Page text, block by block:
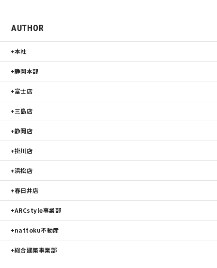
AUTHOR
本社
静岡本部
富士店
三島店
静岡店
掛川店
浜松店
春日井店
ARCstyle事業部
nattoku不動産
総合建築事業部